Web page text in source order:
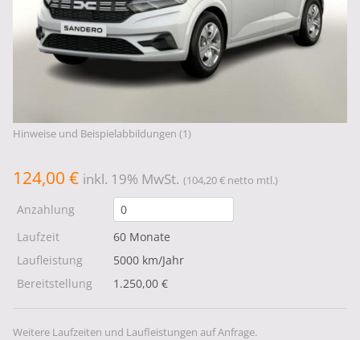
Hinweise und Beispielabbildungen (1)
124,00 € inkl. 19% MwSt. (104,20 € netto mtl.)
Anzahlung
Laufzeit
60 Monate
Laufleistung
5000 km/Jahr
Bereitstellung
1.250,00 €
Weitere Laufzeiten und Laufleistungen auf Anfrage.